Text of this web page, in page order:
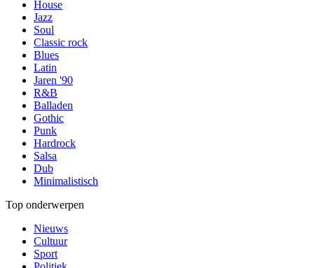
House
Jazz
Soul
Classic rock
Blues
Latin
Jaren '90
R&B
Balladen
Gothic
Punk
Hardrock
Salsa
Dub
Minimalistisch
Top onderwerpen
Nieuws
Cultuur
Sport